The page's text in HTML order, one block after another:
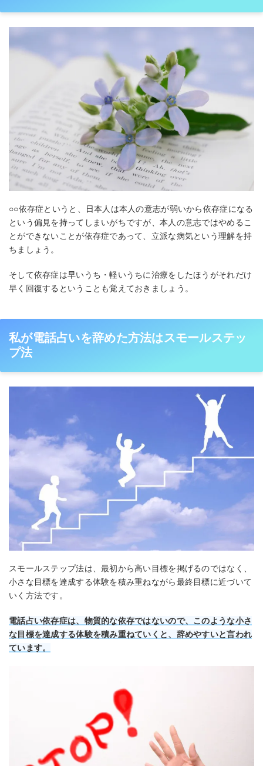
○○依存症というと、日本人は本人の意志が弱いから依存症になる
という偏見を持ってしまいがちですが、本人の意志ではやめるこ
とができないことが依存症であって、立派な病気という理解を持
ちましょう。
そして依存症は早いうち・軽いうちに治療をしたほうがそれだけ
早く回復するということも覚えておきましょう。
私が電話占いを辞めた方法はスモールステッ
プ法
スモールステップ法は、最初から高い目標を掲げるのではなく、
小さな目標を達成する体験を積み重ねながら最終目標に近づいて
いく方法です。
電話占い依存症は、物質的な依存ではないので、このような小さ
な目標を達成する体験を積み重ねていくと、辞めやすいと言われ
ています。